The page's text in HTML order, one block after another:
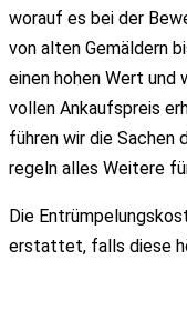
worauf es bei der
von alten Gemäldern
einen hohen Wert und
vollen Ankaufspreis
führen wir die Sachen
regeln alles Weitere
Die
erstattet, falls diese